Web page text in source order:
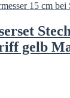
gelb